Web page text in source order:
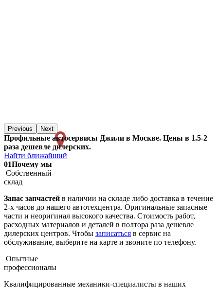
Previous Next
Профильные автосервисы Джили в Москве. Цены в 1.5-2
раза дешевле дилерских.
Найти ближайший
01Почему мы
Собственный
склад
Запас запчастей в наличии на складе либо доставка в течение
2-х часов до нашего автотехцентра. Оригинальные запасные
части и неоригинал высокого качества. Стоимость работ,
расходных материалов и деталей в полтора раза дешевле
дилерских центров. Чтобы записаться в сервис на
обслуживание, выберите на карте и звоните по телефону.
Опытные
профессионалы
Квалифицированные механики-специалисты в наших